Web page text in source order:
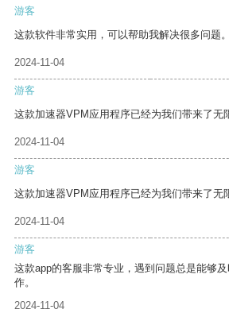
游客
这款软件非常实用，可以帮助我解决很多问题。
2024-11-04
游客
这款加速器VPM应用程序已经为我们带来了无
2024-11-04
游客
这款加速器VPM应用程序已经为我们带来了无
2024-11-04
游客
这款app的客服非常专业，遇到问题总是能够
作。
2024-11-04